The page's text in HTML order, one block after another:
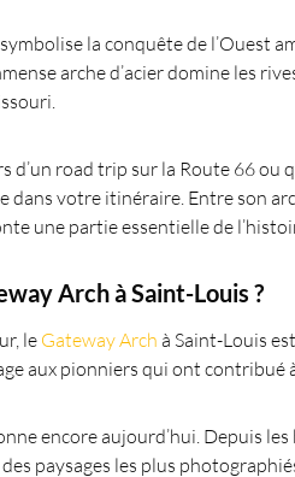
la conquête de l’Ouest
arche d’acier domine les
d’un road trip sur la Route 66
dans votre itinéraire. Entre son
une partie essentielle de
Arch à Saint-Louis ?
le Gateway Arch à Saint-Louis
aux pionniers qui ont contribué à
encore aujourd’hui. Depuis
paysages les plus